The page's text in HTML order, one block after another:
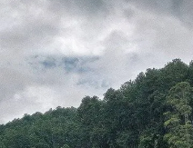
Las estaciones de
metros sobre el nivel
cultura de la ciudad, de
serenidad de obsequiar
podría ser su tranquila y
Kerala, lejos de las